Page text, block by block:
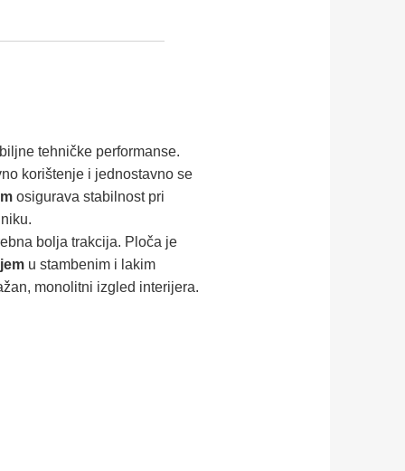
tehničke performanse.
korištenje i jednostavno se
osigurava stabilnost pri
bolja trakcija. Ploča je
u stambenim i lakim
monolitni izgled interijera.